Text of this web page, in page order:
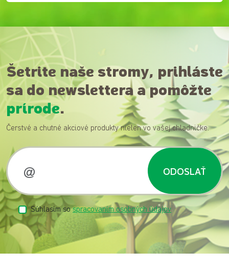
Šetrite naše stromy, prihláste
sa do newslettera a pomôžte
prírode.
Čerstvé a chutné akciové produkty nielen vo vašej chladničke.
ODOSLAŤ
Súhlasím sospracovaním osobných údajov